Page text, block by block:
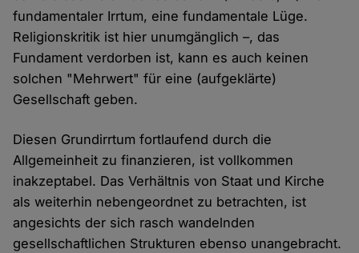
fundamentaler Irrtum, eine fundamentale Lüge.
Religionskritik ist hier unumgänglich –, das
Fundament verdorben ist, kann es auch keinen
solchen "Mehrwert" für eine (aufgeklärte)
Gesellschaft geben.
Diesen Grundirrtum fortlaufend durch die
Allgemeinheit zu finanzieren, ist vollkommen
inakzeptabel. Das Verhältnis von Staat und Kirche
als weiterhin nebengeordnet zu betrachten, ist
angesichts der sich rasch wandelnden
gesellschaftlichen Strukturen ebenso unangebracht.